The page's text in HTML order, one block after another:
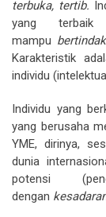
terbuka, tertib.
yang
mampu bertindak
Karakteristik
individu
Individu yang
yang berusaha
YME, dirinya,
dunia
potensi
dengan